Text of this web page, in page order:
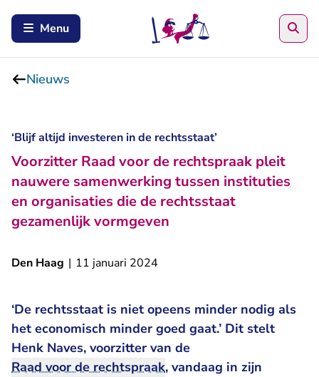
Menu
Nieuws
‘Blijf altijd investeren in de rechtsstaat’
Voorzitter Raad voor de rechtspraak pleit
nauwere samenwerking tussen instituties
en organisaties die de rechtsstaat
gezamenlijk vormgeven
Den Haag | 11 januari 2024
‘De rechtsstaat is niet opeens minder nodig als
het economisch minder goed gaat.’ Dit stelt
Henk Naves, voorzitter van de
Raad voor de rechtspraak, vandaag in zijn